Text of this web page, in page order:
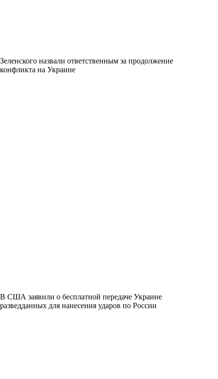
Зеленского назвали ответственным за продолжение
конфликта на Украине
В США заявили о бесплатной передаче Украине
разведданных для нанесения ударов по России